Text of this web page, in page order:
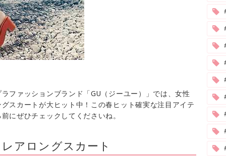
ファッションブランド「GU（ジーユー）」では、女性
スカートが大ヒット中！この春ヒット確実な注目アイテ
にぜひチェックしてくださいね。
アロングスカート